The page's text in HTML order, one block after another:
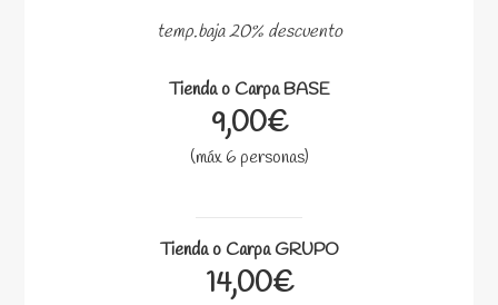
temp.baja 20% descuento
Tienda o Carpa BASE
9,00€
(máx 6 personas)
Tienda o Carpa GRUPO
14,00€